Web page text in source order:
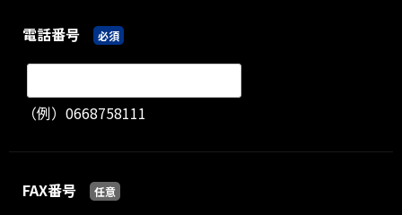
電話番号 必須
（例）0668758111
FAX番号 任意